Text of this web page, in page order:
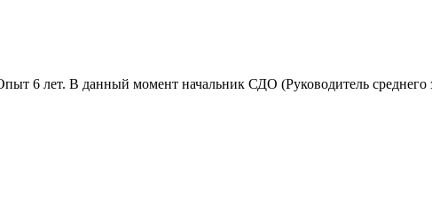
6 лет. В данный момент начальник СДО (Руководитель среднего